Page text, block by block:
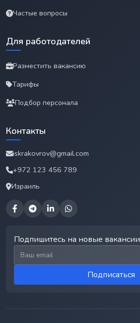
Частые вопросы
Для работодателей
Разместить вакансию
Тарифы
Подбор персонала
Контакты
iskrakovrov@gmail.com
+972 123 456 789
Израиль
Подпишитесь на новые вакансии
Email для подписки
Подписаться